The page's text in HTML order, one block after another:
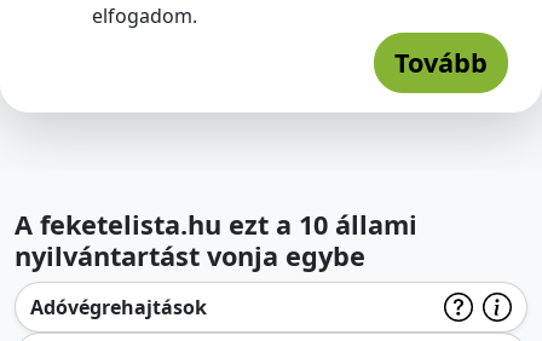
elfogadom.
Tovább
A feketelista.hu ezt a 10 állami
nyilvántartást vonja egybe
Adóvégrehajtások